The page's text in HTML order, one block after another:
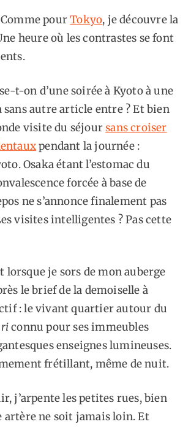
pourTokyo, je découvre la
heure où les contrastes se font
t-on d’une soirée à Kyoto à une
sans autre article entre ? Et bien
visite du séjoursans croiser
pendant la journée :
Osaka étant l’estomac du
forcée à base de
ne s’annonce finalement pas
visites intelligentes ? Pas cette
je sors de mon auberge
le brief de la demoiselle à
: le vivant quartier autour du
connu pour ses immeubles
enseignes lumineuses.
frétillant, même de nuit.
j’arpente les petites rues, bien
artère ne soit jamais loin. Et